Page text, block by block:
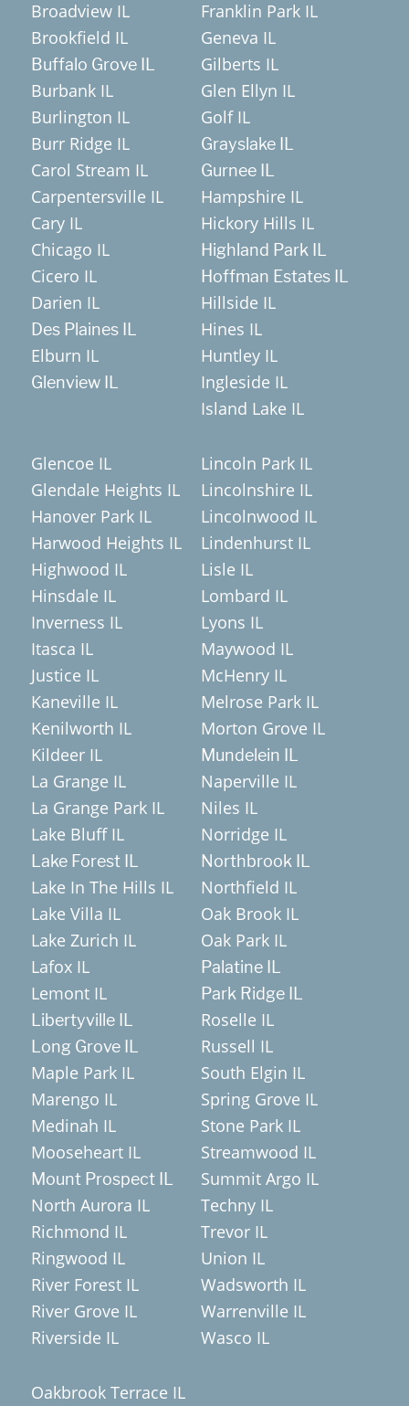
Broadview IL
Brookfield IL
Buffalo Grove IL
Burbank IL
Burlington IL
Burr Ridge IL
Carol Stream IL
Carpentersville IL
Cary IL
Chicago IL
Cicero IL
Darien IL
Des Plaines IL
Elburn IL
Glenview IL
Franklin Park IL
Geneva IL
Gilberts IL
Glen Ellyn IL
Golf IL
Grayslake IL
Gurnee IL
Hampshire IL
Hickory Hills IL
Highland Park IL
Hoffman Estates IL
Hillside IL
Hines IL
Huntley IL
Ingleside IL
Island Lake IL
Glencoe IL
Glendale Heights IL
Hanover Park IL
Harwood Heights IL
Highwood IL
Hinsdale IL
Inverness IL
Itasca IL
Justice IL
Kaneville IL
Kenilworth IL
Kildeer IL
La Grange IL
La Grange Park IL
Lake Bluff IL
Lake Forest IL
Lake In The Hills IL
Lake Villa IL
Lake Zurich IL
Lafox IL
Lemont IL
Libertyville IL
Long Grove IL
Maple Park IL
Marengo IL
Medinah IL
Mooseheart IL
Mount Prospect IL
North Aurora IL
Richmond IL
Ringwood IL
River Forest IL
River Grove IL
Riverside IL
Lincoln Park IL
Lincolnshire IL
Lincolnwood IL
Lindenhurst IL
Lisle IL
Lombard IL
Lyons IL
Maywood IL
McHenry IL
Melrose Park IL
Morton Grove IL
Mundelein IL
Naperville IL
Niles IL
Norridge IL
Northbrook IL
Northfield IL
Oak Brook IL
Oak Park IL
Palatine IL
Park Ridge IL
Roselle IL
Russell IL
South Elgin IL
Spring Grove IL
Stone Park IL
Streamwood IL
Summit Argo IL
Techny IL
Trevor IL
Union IL
Wadsworth IL
Warrenville IL
Wasco IL
Oakbrook Terrace IL